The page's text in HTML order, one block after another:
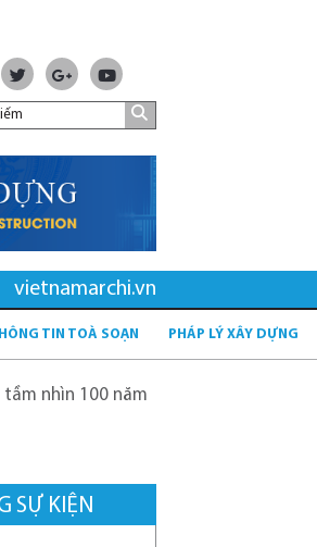
vietnamarchi.vn
TIN TOÀ SOẠN PHÁP LÝ XÂY DỰNG
năm Quy hoạch mới sau sáp
SỰ KIỆN